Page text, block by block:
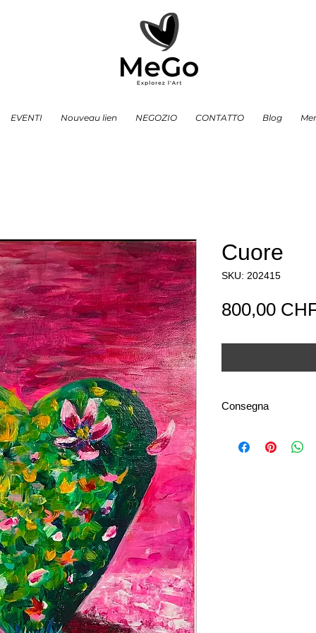
EVENTI Nouveau lien NEGOZIO CONTATTO Blog
Cuore
SKU: 202415
800,00
Consegna
internazionale. I